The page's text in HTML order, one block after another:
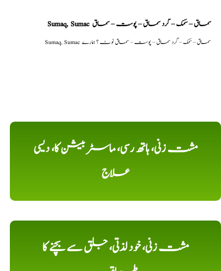
Sumaq, Sumac سماق – سُمک – گرد سماق – پوست – سماق
Sumaq, Sumac سماق – سُمک – گرد سماق – پوست – سماق نوٹ ؟ ہمارے
مشت زنی، ہاتھ رسی، ماسٹر بیشن کا، دیسی
علاج
مشت زنی، خود لذتی، جلق سے بچنے کا